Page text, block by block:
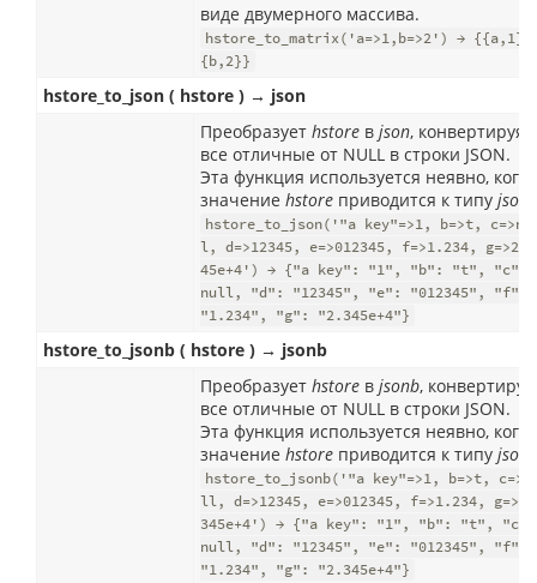
виде двумерного массива.
hstore_to_matrix('a=>1,b=>2') → {{a,1},
{b,2}}
hstore_to_json ( hstore ) → json
Преобразует hstore в json, конвертируя
все отличные от NULL в строки JSON.
Эта функция используется неявно, когда
значение hstore приводится к типу json
hstore_to_json('"a key"=>1, b=>t,
l, d=>12345, e=>012345, f=>1.234, g=>2.3
45e+4') → {"a key": "1", "b": "t", "c":
null, "d": "12345", "e": "012345", "f":
"1.234", "g": "2.345e+4"}
hstore_to_jsonb ( hstore ) → jsonb
Преобразует hstore в jsonb, конвертируя
все отличные от NULL в строки JSON.
Эта функция используется неявно, когда
значение hstore приводится к типу jsonb
hstore_to_jsonb('"a key"=>1, b=>t,
ll, d=>12345, e=>012345, f=>1.234, g=>2.
345e+4') → {"a key": "1", "b": "t", "c":
null, "d": "12345", "e": "012345", "f":
"1.234", "g": "2.345e+4"}